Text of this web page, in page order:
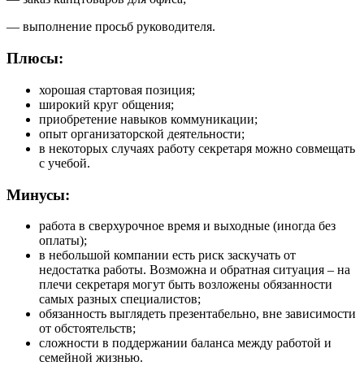
— выполнение просьб руководителя.
Плюсы:
хорошая стартовая позиция;
широкий круг общения;
приобретение навыков коммуникации;
опыт организаторской деятельности;
в некоторых случаях работу секретаря можно совмещать
с учебой.
Минусы:
работа в сверхурочное время и выходные (иногда без
оплаты);
в небольшой компании есть риск заскучать от
недостатка работы. Возможна и обратная ситуация – на
плечи секретаря могут быть возложены обязанности
самых разных специалистов;
обязанность выглядеть презентабельно, вне зависимости
от обстоятельств;
сложности в поддержании баланса между работой и
семейной жизнью.